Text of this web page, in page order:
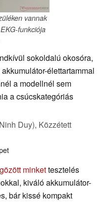
vannak
funkciója
sokoldalú okosóra,
élettartammal
a modellnél sem
a csúcskategóriás
Duy), Közzétett
minkettesztelés
kiváló akkumulátor-
bár kissé kompakt